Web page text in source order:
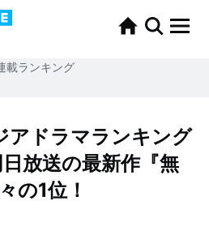
載ランキング
アドラマランキング
放送の最新作『無
の1位！